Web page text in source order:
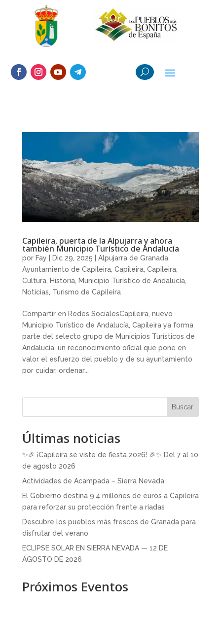
Capileira, puerta de la Alpujarra y ahora
también Municipio Turístico de Andalucía
por Fay Dic 29, 2025 Alpujarra de Granada,
Ayuntamiento de Capileira, Capileira, Capileira,
Cultura, Historia, Municipio Turístico de Andalucía,
Noticias Turismo de Capileira
Compartir en Redes SocialesCapileira, nuevo
Municipio Turístico de Andalucía, Capileira ya forma
parte del selecto grupo de Municipios Turísticos de
Andalucía, un reconocimiento oficial que pone en
valor el esfuerzo del pueblo y de su ayuntamiento
por cuidar, ordenar...
Buscar
Últimas noticias
✨🎉 ¡Capileira se viste de fiesta 2026! 🎉✨ Del 7 al 10
de agosto 2026
Actividades de Acampada – Sierra Nevada
El Gobierno destina 9,4 millones de euros a Capileira
para reforzar su protección frente a riadas
Descubre los pueblos más frescos de Granada para
disfrutar del verano
ECLIPSE SOLAR EN SIERRA NEVADA — 12 DE
AGOSTO DE 2026
Próximos Eventos